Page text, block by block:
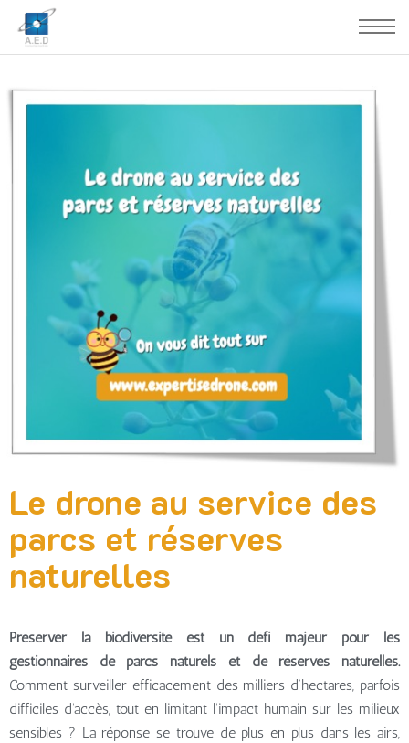
Le drone au service des
parcs et réserves
naturelles
Préserver la biodiversité est un défi majeur pour les
gestionnaires de parcs naturels et de réserves naturelles.
Comment surveiller efficacement des milliers d’hectares, parfois
difficiles d’accès, tout en limitant l’impact humain sur les milieux
sensibles ? La réponse se trouve de plus en plus dans les airs,